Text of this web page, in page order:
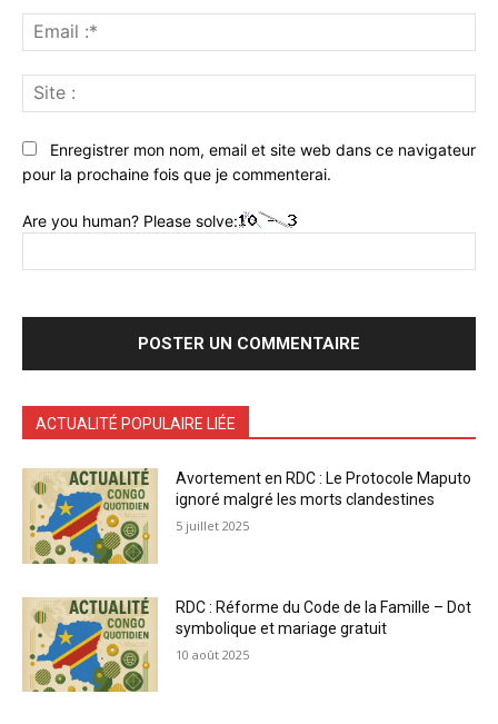
:*
:
Enregistrer mon nom, email et site web dans ce navigateur
pour la prochaine fois que je commenterai.
Are you human? Please solve:
ACTUALITÉ POPULAIRE LIÉE
Avortement en RDC : Le Protocole Maputo
ignoré malgré les morts clandestines
5 juillet 2025
RDC : Réforme du Code de la Famille – Dot
symbolique et mariage gratuit
10 août 2025